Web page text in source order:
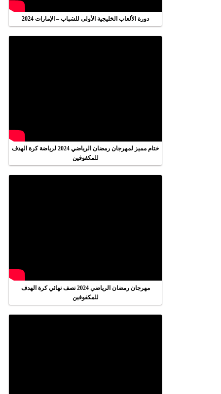
دورة الألعاب الخليجية الأولى للشباب – الإمارات 2024
ختام مميز لمهرجان رمضان الرياضي 2024 لرياضة كرة الهدف
للمكفوفين
مهرجان رمضان الرياضي 2024 نصف نهائي كرة الهدف
للمكفوفين